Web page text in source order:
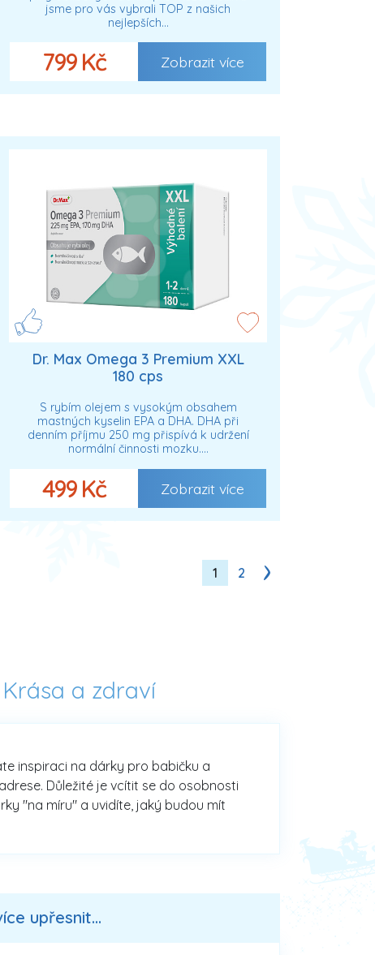
jsme pro vás vybrali TOP z našich
nejlepších…
799 Kč Zobrazit více
Dr. Max Omega 3 Premium XXL
180 cps
S rybím olejem s vysokým obsahem
mastných kyselin EPA a DHA. DHA při
denním příjmu 250 mg přispívá k udržení
normální činnosti mozku.…
499 Kč Zobrazit více
1 2
Krása a zdraví
inspiraci na dárky pro babičku a
Důležité je vcítit se do osobnosti
"na míru" a uvidíte, jaký budou mít
upřesnit...